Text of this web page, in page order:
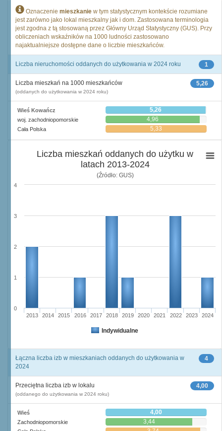
Oznaczenie mieszkanie w tym statystycznym kontekście rozumiane
jest zarówno jako lokal mieszkalny jak i dom. Zastosowana terminologia
jest zgodna z tą stosowaną przez Główny Urząd Statystyczny (GUS). Przy
obliczeniach wskaźników na 1000 ludności zastosowano
najaktualniejsze dostępne dane o liczbie mieszkańców.
1
Liczba nieruchomości oddanych do użytkowania w 2024 roku
5,26
Liczba mieszkań na 1000 mieszkańców
(oddanych do użytkowania w 2024 roku)
Wieś Kowańcz 5,26
woj. zachodniopomorskie 4,96
Cała Polska 5,33
Liczba mieszkań oddanych do użytku w
latach 2013-2024
(Źródło: GUS)
Indywidualne
2013 2014 2015 2016 2017 2018 2019 2020 2021 2022 2023 2024
0
1
2
3
4
4
Łączna liczba izb w mieszkaniach oddanych do użytkowania w
2024
4,00
Przeciętna liczba izb w lokalu
(oddanego do użytkowania w 2024 roku)
Wieś 4,00
Zachodniopomorskie 3,44